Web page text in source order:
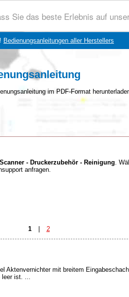
Sie das beste Erlebnis auf
Bedienungsanleitungen aller Herstellers
im PDF-Format
- Druckerzubehör - Reinigung .
anfragen.
1
| 2
Aktenvernichter mit breitem
ist. ...